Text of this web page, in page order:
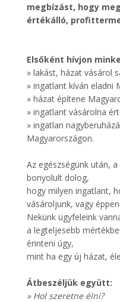
megbízást, hogy
értékálló,
Elsőként hívjon
» lakást, házat vásárol
» ingatlant kíván eladni
» házat építene
» ingatlant vásárolna
» ingatlan
Magyarországon.
Az egészségünk után,
bonyolult dolog,
hogy milyen ingatlant,
vásároljunk, vagy
Nekünk ügyfeleink
a legteljesebb
érinteni úgy,
mint ha egy új házat,
Átbeszéljük együtt:
» Hol szeretne élni?